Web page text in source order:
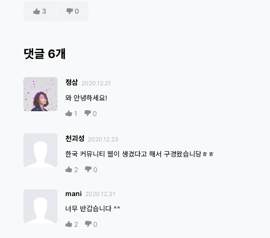
3 0
댓글 6개
정삼 2020.12.21
와 안녕하세요!
1
0
천괴성 2020.12.23
한국 커뮤니티 웹이 생겼다고 해서 구경왔습니당ㅎㅎ
2
0
mani 2020.12.31
너무 반갑습니다 ^^
2
0